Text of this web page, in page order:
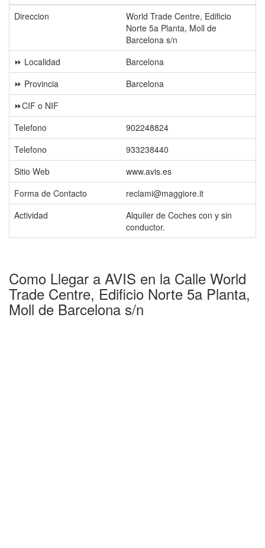
Direccion
World Trade Centre, Edificio
Norte 5a Planta, Moll de
Barcelona s/n
⏩ Localidad
Barcelona
⏩ Provincia
Barcelona
⏩CIF o NIF
Telefono
902248824
Telefono
933238440
Sitio Web
www.avis.es
Forma de Contacto
reclami@maggiore.it
Actividad
Alquiler de Coches con y sin
conductor.
Como Llegar a AVIS en la Calle World
Trade Centre, Edificio Norte 5a Planta,
Moll de Barcelona s/n